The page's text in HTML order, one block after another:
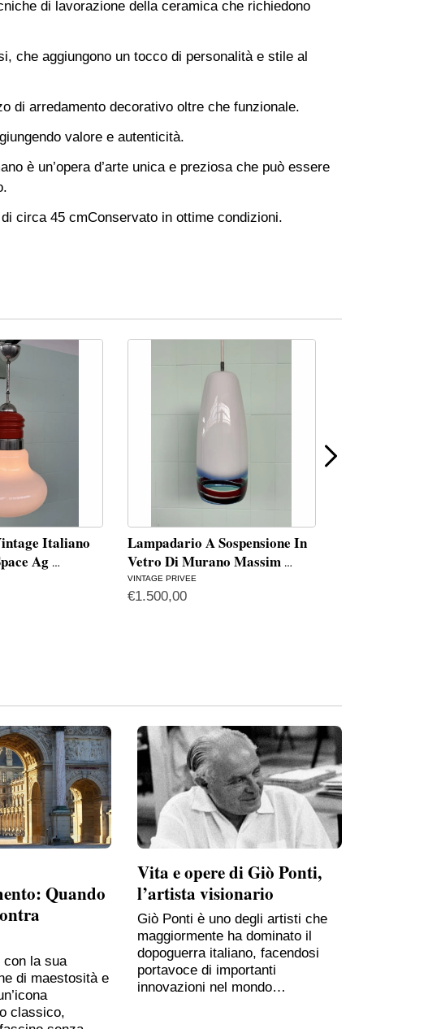
di lavorazione della ceramica che richiedono
che aggiungono un tocco di personalità e stile al
di arredamento decorativo oltre che funzionale.
valore e autenticità.
è un’opera d’arte unica e preziosa che può essere
circa 45 cmConservato in ottime condizioni.
Italiano
Ag …
Lampadario A Sospensione In
Vetro Di Murano Massim …
VINTAGE PRIVEE
€1.500,00
Quando
con la sua
di maestosità e
classico,
Vita e opere di Giò Ponti,
l’artista visionario
Giò Ponti è uno degli artisti che
maggiormente ha dominato il
dopoguerra italiano, facendosi
portavoce di importanti
innovazioni nel mondo…